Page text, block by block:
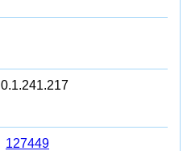
0.1.241.217
127449